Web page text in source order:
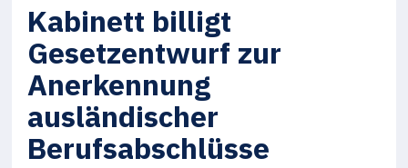
Kabinett billigt
Gesetzentwurf zur
Anerkennung
ausländischer
Berufsabschlüsse